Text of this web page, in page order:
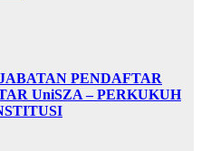
PENDAFTAR
UniSZA – PERKUKUH